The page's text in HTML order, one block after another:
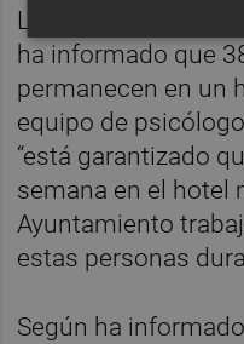
La alcaldesa de
ha informado que
permanecen en un
equipo de
“está garantizado
semana en el hotel
Ayuntamiento
estas personas
Según ha